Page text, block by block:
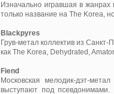
Изначально игравшая в жанрах
только название на The Korea,
Blackpyres
Грув-метал коллектив из Санкт-
как The Korea, Dehydrated,
Fiend
Московская мелодик-дэт-
выступают под